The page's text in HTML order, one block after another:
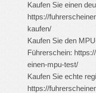
Kaufen Sie einen
https://
kaufen/
Kaufen Sie den
Führerschein:
einen-mpu-test/
Kaufen Sie echte
https://